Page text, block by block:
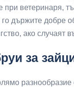
при ветеринаря,
държите добре
ако случаят
за
разнообразие